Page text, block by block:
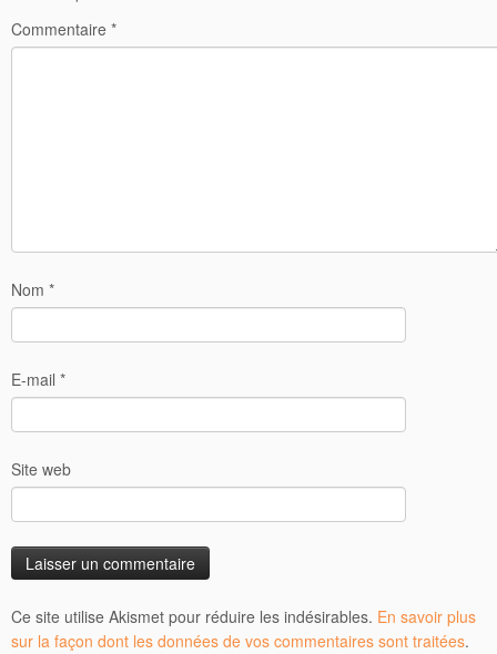
Commentaire *
Nom *
E-mail *
Site web
Ce site utilise Akismet pour réduire les indésirables. En savoir plus
sur la façon dont les données de vos commentaires sont traitées.